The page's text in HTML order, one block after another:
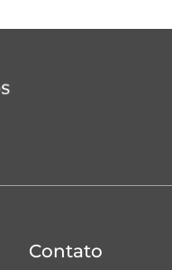
Contato